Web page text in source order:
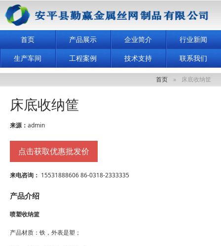
首页 产品展示 企业简介
行业新闻
生产车间
工程案例 技术支持 联系我们
首页 床底收纳筐
床底收纳筐
来源： admin
点击获取优惠批发价
来电咨询： 1553188860686-0318-2333335
产品介绍
喷塑收纳篮
产品材质：铁，外表是塑；